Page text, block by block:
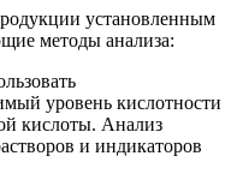
установленным
методы анализа:
уровень кислотности
кислоты. Анализ
и индикаторов